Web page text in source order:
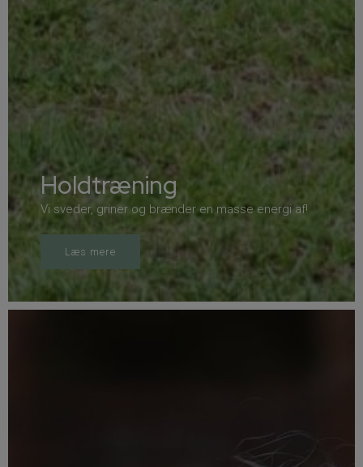
Holdtræning
Vi sveder, griner og brænder en masse energi af!
Læs mere